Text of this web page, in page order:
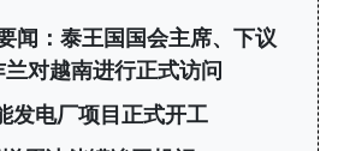
闻：泰王国国会主席、下议
兰对越南进行正式访问
发电厂项目正式开工